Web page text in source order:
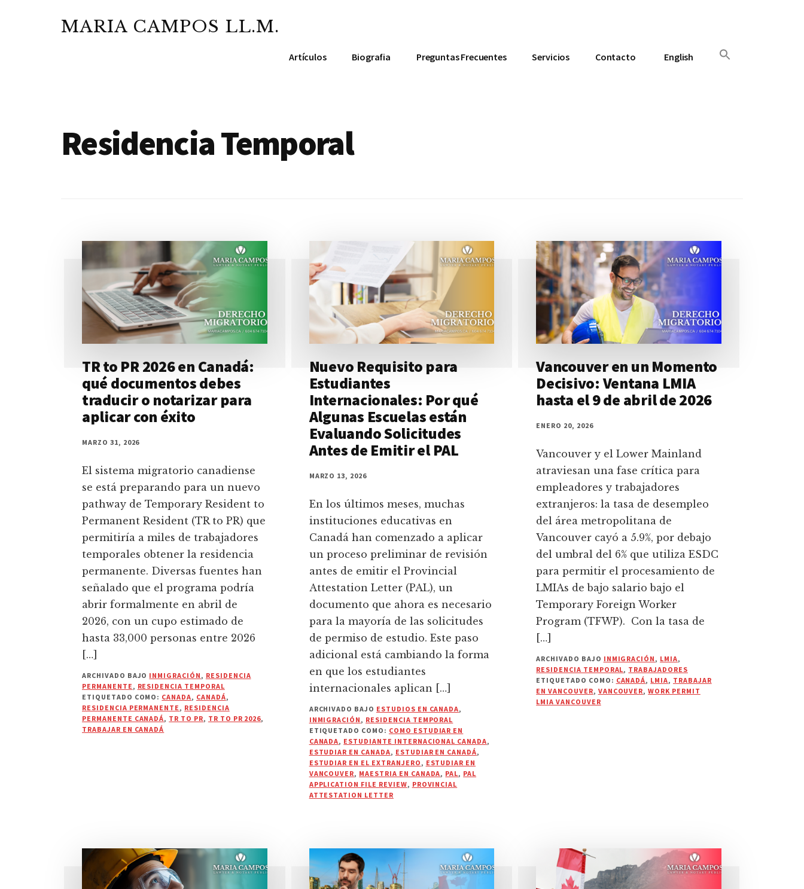
AdditionalMARIA CAMPOS LL.M.
Artículos Biografia Preguntas Frecuentes Servicios Contacto English
Residencia Temporal
TR to PR 2026 en Canadá:
qué documentos debes
traducir o notarizar para
aplicar con éxito
MARZO 31, 2026
El sistema migratorio canadiense
se está preparando para un nuevo
pathway de Temporary Resident to
Permanent Resident (TR to PR) que
permitiría a miles de trabajadores
temporales obtener la residencia
permanente. Diversas fuentes han
señalado que el programa podría
abrir formalmente en abril de
2026, con un cupo estimado de
hasta 33,000 personas entre 2026
[…]
ARCHIVADO BAJO INMIGRACIÓN , RESIDENCIA
PERMANENTE , RESIDENCIA TEMPORAL
ETIQUETADO COMO: CANADA, CANADÁ,
RESIDENCIA PERMANENTE , RESIDENCIA
PERMANENTE CANADÁ, TR TO PR, TR TO PR 2026,
TRABAJAR EN CANADÁ
Nuevo Requisito para
Estudiantes
Internacionales: Por qué
Algunas Escuelas están
Evaluando Solicitudes
Antes de Emitir el PAL
MARZO 13, 2026
En los últimos meses, muchas
instituciones educativas en
Canadá han comenzado a aplicar
un proceso preliminar de revisión
antes de emitir el Provincial
Attestation Letter (PAL), un
documento que ahora es necesario
para la mayoría de las solicitudes
de permiso de estudio. Este paso
adicional está cambiando la forma
en que los estudiantes
internacionales aplican […]
ARCHIVADO BAJO ESTUDIOS EN CANADA,
INMIGRACIÓN , RESIDENCIA TEMPORAL
ETIQUETADO COMO: COMO ESTUDIAR EN
CANADA, ESTUDIANTE INTERNACIONAL CANADA,
ESTUDIAR EN CANADA, ESTUDIAR EN CANADÁ,
ESTUDIAR EN EL EXTRANJERO , ESTUDIAR EN
VANCOUVER, MAESTRIA EN CANADA, PAL, PAL
APPLICATION FILE REVIEW, PROVINCIAL
ATTESTATION LETTER
Vancouver en un Momento
Decisivo: Ventana LMIA
hasta el 9 de abril de 2026
ENERO 20, 2026
Vancouver y el Lower Mainland
atraviesan una fase crítica para
empleadores y trabajadores
extranjeros: la tasa de desempleo
del área metropolitana de
Vancouver cayó a 5.9%, por debajo
del umbral del 6% que utiliza ESDC
para permitir el procesamiento de
LMIAs de bajo salario bajo el
Temporary Foreign Worker
Program (TFWP). Con la tasa de
[…]
ARCHIVADO BAJO INMIGRACIÓN , LMIA,
RESIDENCIA TEMPORAL, TRABAJADORES
ETIQUETADO COMO: CANADÁ, LMIA, TRABAJAR
EN VANCOUVER, VANCOUVER,WORK PERMIT
LMIA VANCOUVER